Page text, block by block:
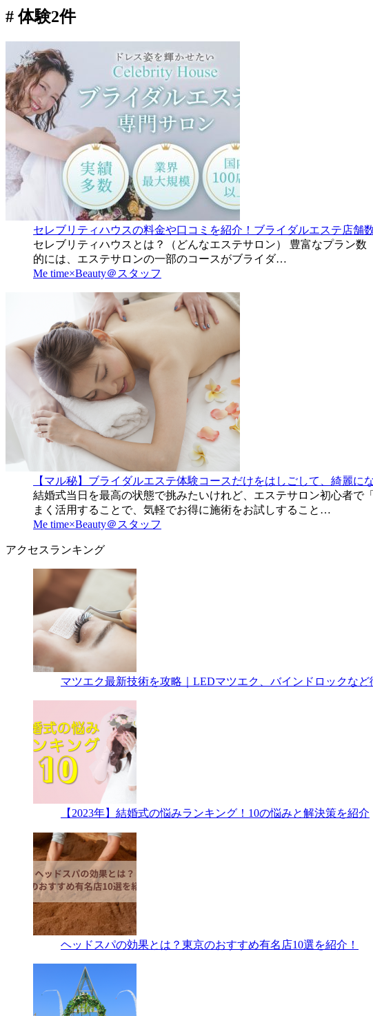
# 体験2件
セレブリティハウスの料金や口コミを紹介！ブライダルエステ店舗
セレブリティハウスとは？（どんなエステサロン） 豊富なプラン
的には、エステサロンの一部のコースがブライダ…
Me time×Beauty＠スタッフ
【マル秘】ブライダルエステ体験コースだけをはしごして、綺麗に
結婚式当日を最高の状態で挑みたいけれど、エステサロン初心者で
まく活用することで、気軽でお得に施術をお試しすること…
Me time×Beauty＠スタッフ
アクセスランキング
マツエク最新技術を攻略｜LEDマツエク、バインドロックなど
【2023年】結婚式の悩みランキング！10の悩みと解決策を紹介
ヘッドスパの効果とは？東京のおすすめ有名店10選を紹介！